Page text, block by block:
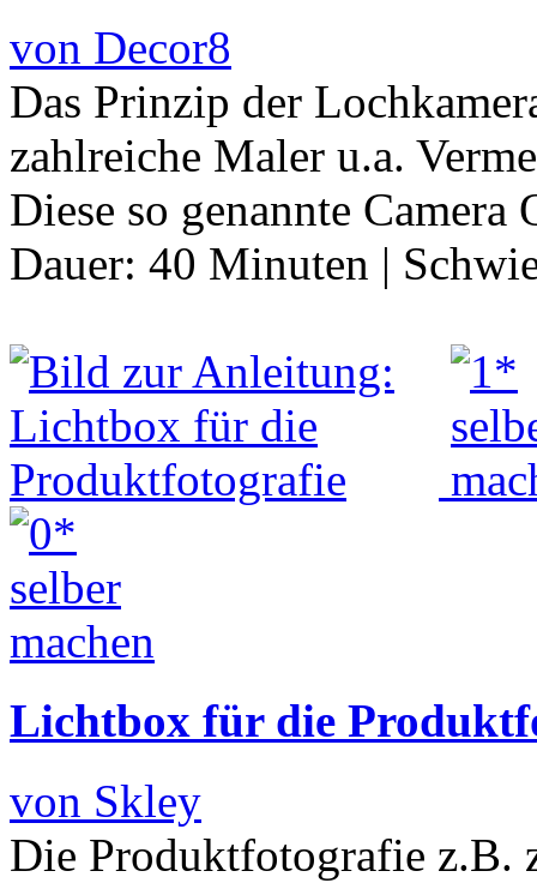
von Decor8
Das Prinzip der
zahlreiche Maler u.a.
Diese so genannte
Dauer: 40 Minuten |
Lichtbox für die
von Skley
Die Produktfotografie z.B.